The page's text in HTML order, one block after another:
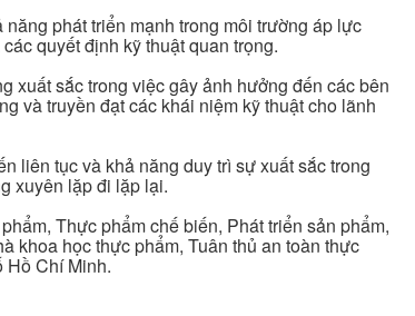
phát triển mạnh trong môi trường áp lực
quyết định kỹ thuật quan trọng.
xuất sắc trong việc gây ảnh hưởng đến các bên
và truyền đạt các khái niệm kỹ thuật cho lãnh
liên tục và khả năng duy trì sự xuất sắc trong
xuyên lặp đi lặp lại.
Thực phẩm chế biến, Phát triển sản phẩm,
khoa học thực phẩm, Tuân thủ an toàn thực
Hồ Chí Minh.